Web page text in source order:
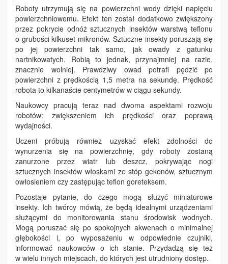
Roboty utrzymują się na powierzchni wody dzięki napięciu
powierzchniowemu. Efekt ten został dodatkowo zwiększony
przez pokrycie odnóż sztucznych insektów warstwą teflonu
o grubości kilkuset mikronów. Sztuczne insekty poruszają się
po jej powierzchni tak samo, jak owady z gatunku
nartnikowatych. Robią to jednak, przynajmniej na razie,
znacznie wolniej. Prawdziwy owad potrafi pędzić po
powierzchni z prędkością 1,5 metra na sekundę. Prędkość
robota to kilkanaście centymetrów w ciągu sekundy.
Naukowcy pracują teraz nad dwoma aspektami rozwoju
robotów: zwiększeniem ich prędkości oraz poprawą
wydajności.
Uczeni próbują również uzyskać efekt zdolności do
wynurzenia się na powierzchnię, gdy roboty zostaną
zanurzone przez wiatr lub deszcz, pokrywając nogi
sztucznych insektów włoskami ze stóp gekonów, sztucznym
owłosieniem czy zastępując teflon goreteksem.
Pozostaje pytanie, do czego mogą służyć miniaturowe
insekty. Ich twórcy mówią, że będą idealnymi urządzeniami
służącymi do monitorowania stanu środowisk wodnych.
Mogą poruszać się po spokojnych akwenach o minimalnej
głębokości i, po wyposażeniu w odpowiednie czujniki,
informować naukowców o ich stanie. Przydadzą się też
w wielu innych miejscach, do których jest utrudniony dostęp.